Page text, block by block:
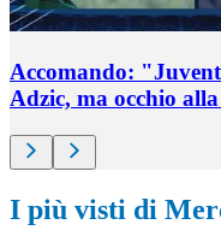
Accomando:
Adzic, ma occhio
I più visti di